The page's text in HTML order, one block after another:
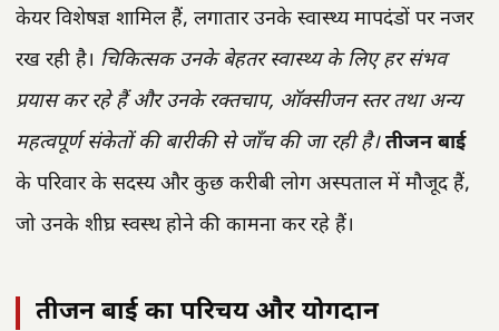
केयर विशेषज्ञ शामिल हैं, लगातार उनके स्वास्थ्य मापदंडों पर नजर
रख रही है। चिकित्सक उनके बेहतर स्वास्थ्य के लिए हर संभव
प्रयास कर रहे हैं और उनके रक्तचाप, ऑक्सीजन स्तर तथा अन्य
महत्वपूर्ण संकेतों की बारीकी से जाँच की जा रही है। तीजन बाई
के परिवार के सदस्य और कुछ करीबी लोग अस्पताल में मौजूद हैं,
जो उनके शीघ्र स्वस्थ होने की कामना कर रहे हैं।
तीजन बाई का परिचय और योगदान